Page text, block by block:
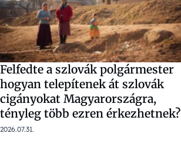
Felfedte a szlovák polgármester
hogyan telepítenek át szlovák
cigányokat Magyarországra,
tényleg több ezren érkezhetnek?
2026.07.31.